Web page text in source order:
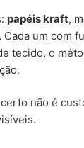
papéis kraft,
um com
tecido, o
não é